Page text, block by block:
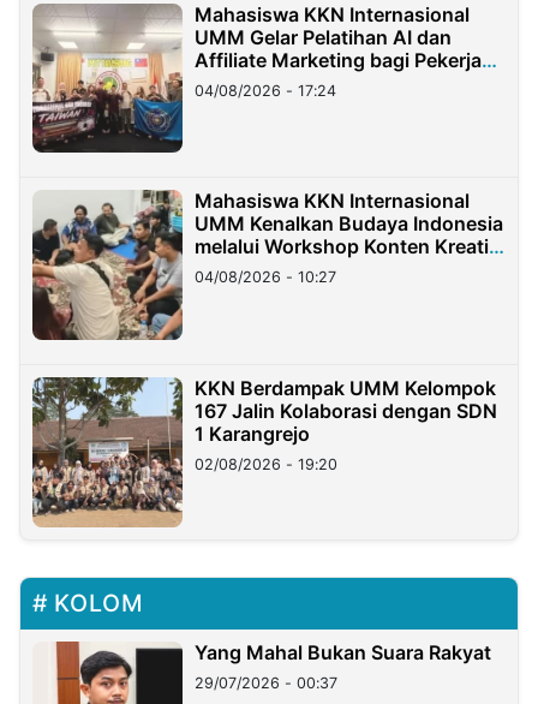
Mahasiswa KKN Internasional
UMM Gelar Pelatihan AI dan
Affiliate Marketing bagi Pekerja
Migran Indonesia di Taiwan
04/08/2026 - 17:24
Mahasiswa KKN Internasional
UMM Kenalkan Budaya Indonesia
melalui Workshop Konten Kreatif
di Taiwan
04/08/2026 - 10:27
KKN Berdampak UMM Kelompok
167 Jalin Kolaborasi dengan SDN
1 Karangrejo
02/08/2026 - 19:20
KOLOM
Yang Mahal Bukan Suara Rakyat
29/07/2026 - 00:37